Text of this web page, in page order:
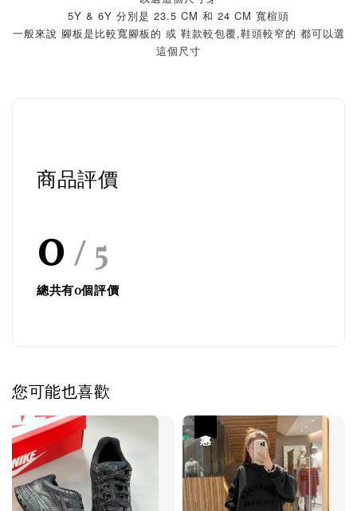
5Y & 6Y 分別是 23.5 CM 和 24 CM 寬楦頭
一般來說 腳板是比較寬腳板的 或 鞋款較包覆,鞋頭較窄的 都可以選
這個尺寸
商品評價
0 / 5
總共有0個評價
您可能也喜歡